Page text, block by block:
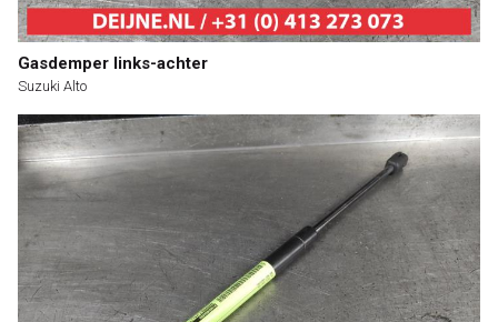
Gasdemper links-achter
Suzuki Alto